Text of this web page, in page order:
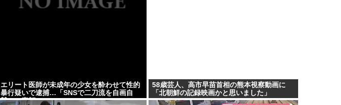
エリート医師が未成年の少女を酔わせて性的
暴行疑いで逮捕…「SNSで二刀流を自画自
賛」の素顔
58歳芸人、高市早苗首相の熊本視察動画に
「北朝鮮の記録映画かと思いました」